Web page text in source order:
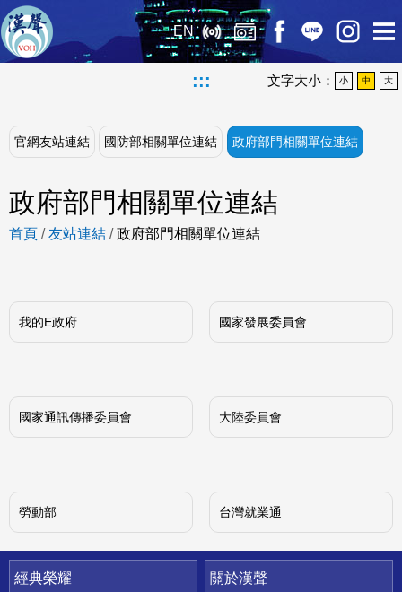
EN
::: 文字大小： 小 中 大
官網友站連結 國防部相關單位連結 政府部門相關單位連結
政府部門相關單位連結
首頁 /友站連結 /政府部門相關單位連結
我的E政府 國家發展委員會
國家通訊傳播委員會 大陸委員會
勞動部 台灣就業通
快速連結
經典榮耀
關於漢聲